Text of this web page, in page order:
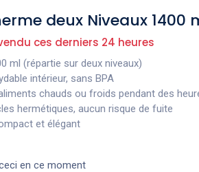
deux Niveaux 1400
ces derniers 24 heures
ml (répartie sur deux niveaux)
intérieur, sans BPA
chauds ou froids pendant des
hermétiques, aucun risque de fuite
et élégant
en ce moment